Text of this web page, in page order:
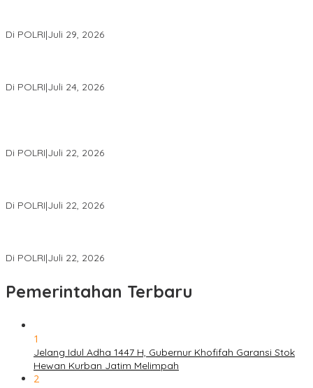
Di POLRI|Juli 29, 2026
Di POLRI|Juli 24, 2026
Di POLRI|Juli 22, 2026
Di POLRI|Juli 22, 2026
Di POLRI|Juli 22, 2026
Pemerintahan Terbaru
1
Jelang Idul Adha 1447 H, Gubernur Khofifah Garansi Stok
Hewan Kurban Jatim Melimpah
2